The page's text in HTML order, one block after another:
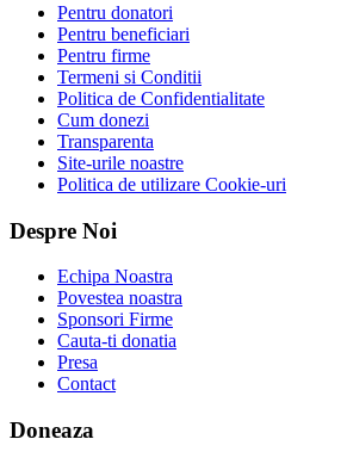
Pentru donatori
Pentru beneficiari
Pentru firme
Termeni si Conditii
Politica de Confidentialitate
Cum donezi
Transparenta
Site-urile noastre
Politica de utilizare Cookie-uri
Despre Noi
Echipa Noastra
Povestea noastra
Sponsori Firme
Cauta-ti donatia
Presa
Contact
Doneaza